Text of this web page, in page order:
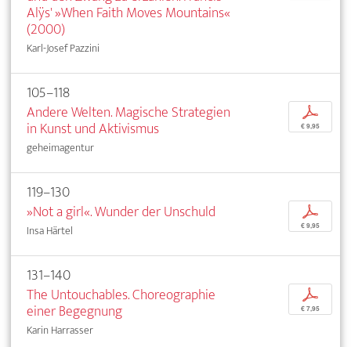
Alÿs' »When Faith Moves Mountains«
(2000)
Karl-Josef Pazzini
105–118
Andere Welten. Magische Strategien
in Kunst und Aktivismus
geheimagentur
p
€ 9,95
119–130
»Not a girl«. Wunder der Unschuld
Insa Härtel
p
€ 9,95
131–140
The Untouchables. Choreographie
einer Begegnung
Karin Harrasser
p
€ 7,95